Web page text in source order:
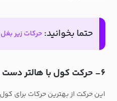
حتما بخوانید: حرکات زیر بغل
۶- حرکت کول با هالتر دست جمع
این حرکت از بهترین حرکات برای